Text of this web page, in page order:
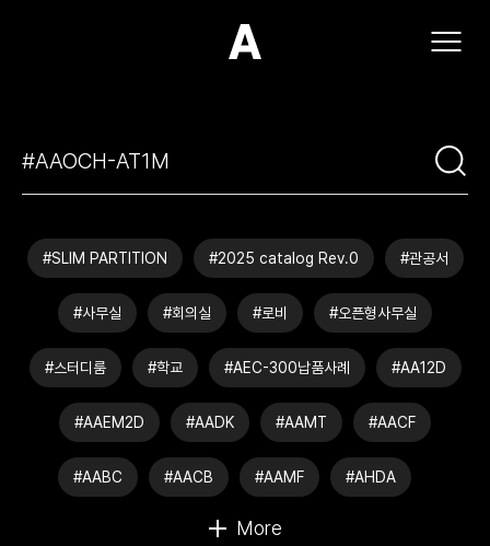
(주)아모스아인스가구
#SLIM PARTITION #2025 catalog Rev.0 #관공서
#사무실 #회의실 #로비 #오픈형사무실
#스터디룸 #학교 #AEC-300납품사례 #AA12D
#AAEM2D #AADK #AAMT #AACF
#AABC #AACB #AAMF #AHDA